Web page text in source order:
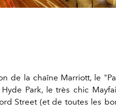
de la chaîne Marriott, le
Park, le très chic
Street (et de toutes les